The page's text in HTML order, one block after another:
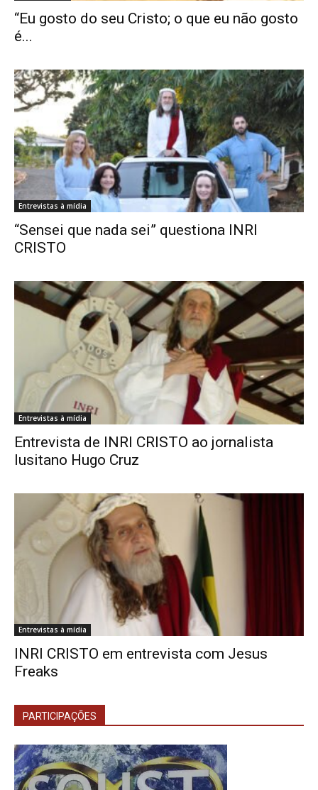
“Eu gosto do seu Cristo; o que eu não gosto
é...
Entrevistas à mídia
“Sensei que nada sei” questiona INRI
CRISTO
Entrevistas à mídia
Entrevista de INRI CRISTO ao jornalista
lusitano Hugo Cruz
Entrevistas à mídia
INRI CRISTO em entrevista com Jesus
Freaks
PARTICIPAÇÕES